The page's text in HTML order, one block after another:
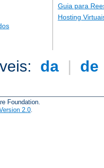
Guia para
Hosting
da | de
Foundation.
2.0